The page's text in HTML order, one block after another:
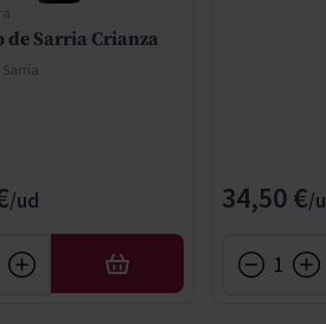
de Sarria Crianza
Sarría
AFEGIR
34,50 €